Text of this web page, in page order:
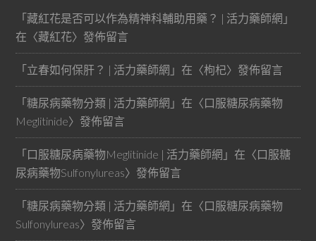
「藏紅花是否可以作為精神科輔助用藥？ | 活力藥師網 」
在〈藏紅花〉發佈留言
「立春如何保肝？ | 活力藥師網 」在〈枸杞〉發佈留言
「糖尿病藥物分類 | 活力藥師網 」在〈口服糖尿病藥物
Meglitinide〉發佈留言
「口服糖尿病藥物Meglitinide | 活力藥師網 」在〈口服糖
尿病藥物Sulfonylureas〉發佈留言
「糖尿病藥物分類 | 活力藥師網 」在〈口服糖尿病藥物
Sulfonylureas〉發佈留言